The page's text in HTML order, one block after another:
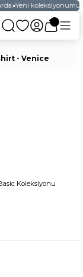
Yeni
- Venice
Koleksiyonu